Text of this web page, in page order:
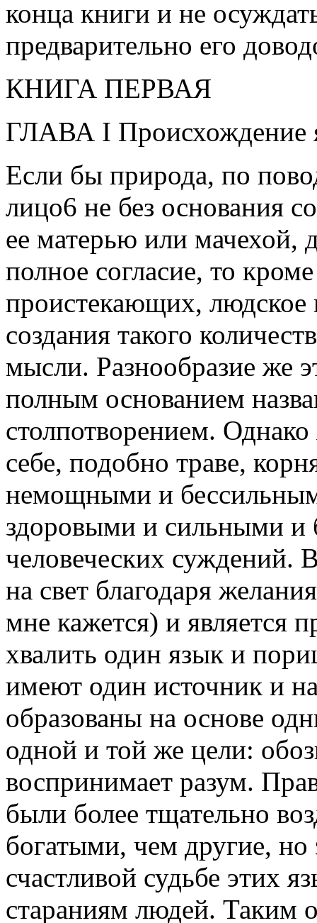
конца книги и не
предварительно его
КНИГА ПЕРВАЯ
ГЛАВА I Происхождение
Если бы природа, по
лицо6 не без основания
ее матерью или мачехой,
полное согласие, то
проистекающих, людское
создания такого
мысли. Разнообразие же
полным основанием
столпотворением.
себе, подобно траве,
немощными и
здоровыми и сильными и
человеческих суждений.
на свет благодаря
мне кажется) и является
хвалить один язык и
имеют один источник и
образованы на основе
одной и той же цели:
воспринимает разум.
были более тщательно
богатыми, чем другие, но
счастливой судьбе этих
стараниям людей. Таким